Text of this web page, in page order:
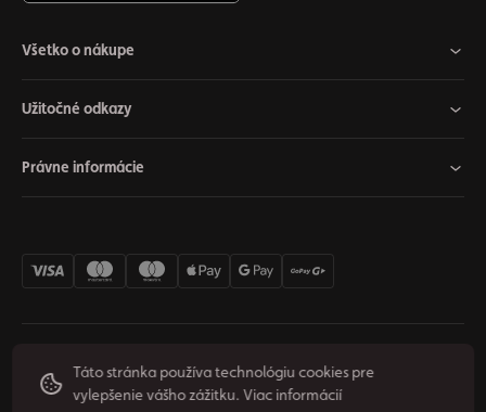
Všetko o nákupe
Užitočné odkazy
Právne informácie
Nastavenia cookies Odstúpiť od zmluvy
Súkromie
Podmienky používania
Táto stránka používa technológiu cookies pre
vylepšenie vášho zážitku.Viac informácií